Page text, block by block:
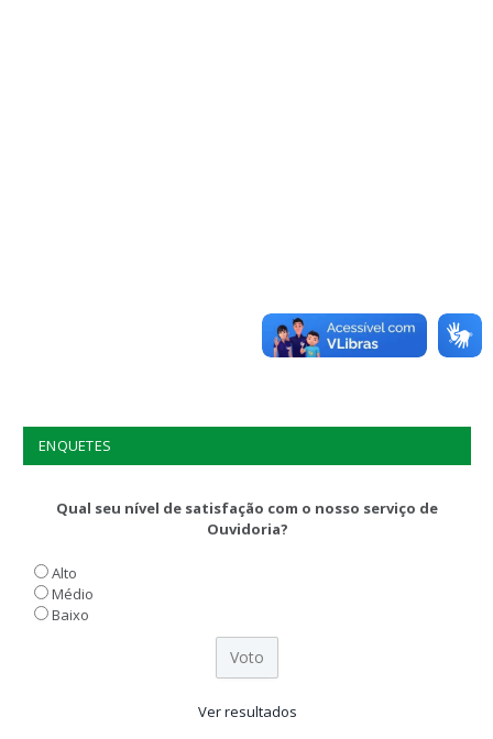
ENQUETES
Qual seu nível de satisfação com o nosso serviço de
Ouvidoria?
Alto
Médio
Baixo
Ver resultados